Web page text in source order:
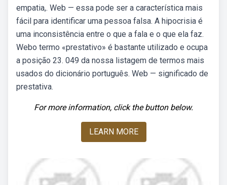
empatia,. Web — essa pode ser a característica mais
fácil para identificar uma pessoa falsa. A hipocrisia é
uma inconsistência entre o que a fala e o que ela faz.
Webo termo «prestativo» é bastante utilizado e ocupa
a posição 23. 049 da nossa listagem de termos mais
usados do dicionário português. Web — significado de
prestativa.
For more information, click the button below.
LEARN MORE